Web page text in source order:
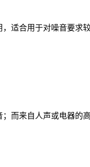
适合用于对噪音要求
而来自人声或电器的